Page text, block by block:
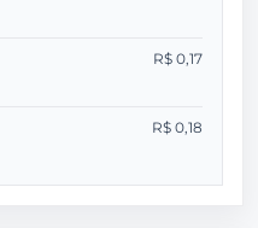
R$ 0,17
R$ 0,18